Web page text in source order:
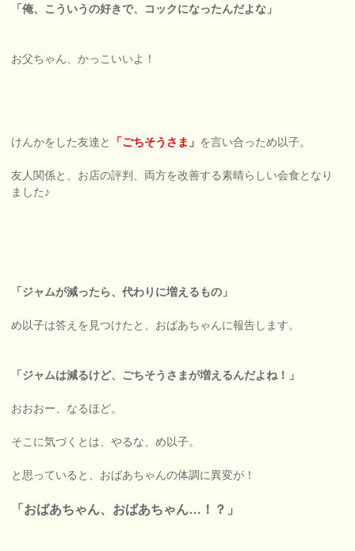
「俺、こういうの好きで、コックになったんだよな」
お父ちゃん、かっこいいよ！
けんかをした友達と 「ごちそうさま」 を言い合っため以子。
友人関係と、お店の評判、両方を改善する素晴らしい会食となり
ました♪
「ジャムが減ったら、代わりに増えるもの」
め以子は答えを見つけたと、おばあちゃんに報告します。
「ジャムは減るけど、ごちそうさまが増えるんだよね！」
おおおー、なるほど。
そこに気づくとは、やるな、め以子。
と思っていると、おばあちゃんの体調に異変が！
「おばあちゃん、おばあちゃん…！？」